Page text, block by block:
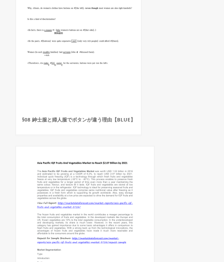
§08 紳士服と婦人服でボタンが違う理由【BLUE】